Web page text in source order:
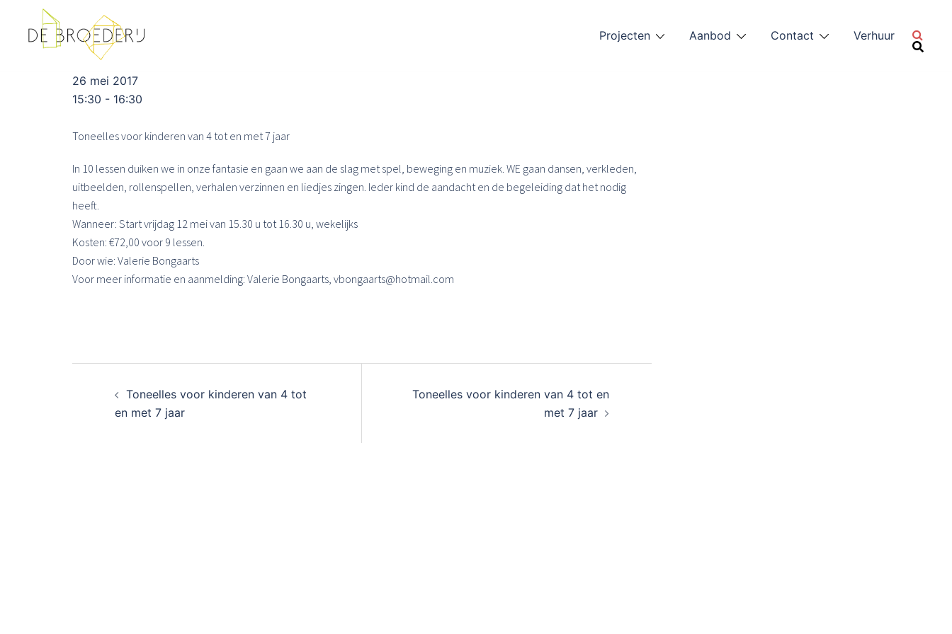
Projecten Aanbod Contact Verhuur
26 mei 2017
15:30 - 16:30
Toneelles voor kinderen van 4 tot en met 7 jaar
In 10 lessen duiken we in onze fantasie en gaan we aan de slag met spel, beweging en muziek. WE gaan dansen, verkleden,
uitbeelden, rollenspellen, verhalen verzinnen en liedjes zingen. Ieder kind de aandacht en de begeleiding dat het nodig
heeft.
Wanneer: Start vrijdag 12 mei van 15.30 u tot 16.30 u, wekelijks
Kosten: €72,00 voor 9 lessen.
Door wie: Valerie Bongaarts
Voor meer informatie en aanmelding: Valerie Bongaarts, vbongaarts@hotmail.com
navigatie
Toneelles voor kinderen van 4 tot
en met 7 jaar
Toneelles voor kinderen van 4 tot en
met 7 jaar